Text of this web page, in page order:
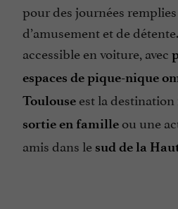
pour des journées
d’amusement et de
accessible en voiture, avec
espaces de pique-nique
Toulouse est la
sortie en famille ou une
amis dans le sud de la